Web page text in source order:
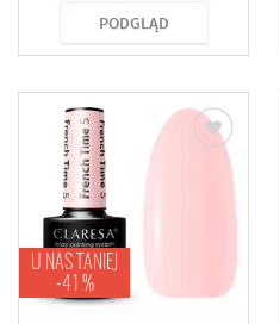
PODGLĄD
U NAS TANIEJ
-41 %